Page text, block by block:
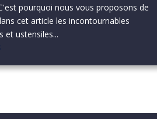
pourquoi nous vous proposons de
cet article les incontournables
et ustensiles...